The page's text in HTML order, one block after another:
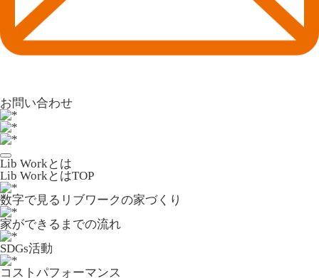
お問い合わせ
Lib Workとは
Lib WorkとはTOP
数字で⾒るリブワークの家づくり
家ができるまでの流れ
SDGs活動
コストパフォーマンス